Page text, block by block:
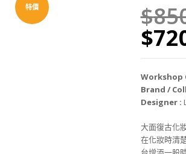
特價 $
$
Workshop
Brand /
Designer :
大面復古化
在化妝時清